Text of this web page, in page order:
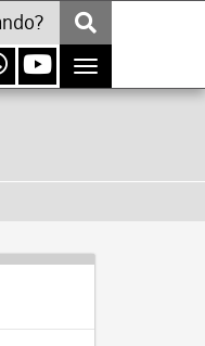
Toggle
navigation